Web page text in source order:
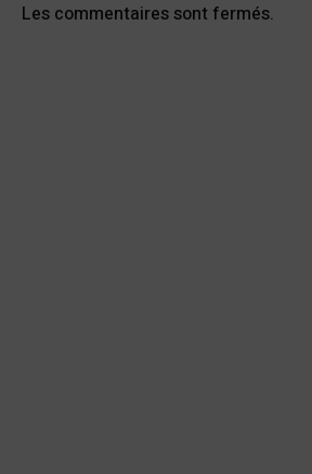
Les commentaires sont fermés.